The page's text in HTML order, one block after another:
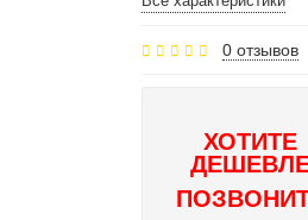
0 отзывов
ХОТИТЕ